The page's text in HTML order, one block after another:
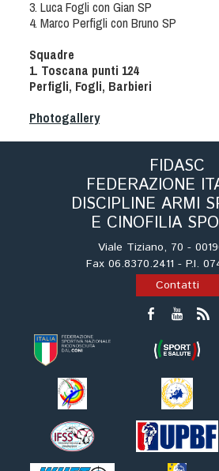
3. Luca Fogli con Gian SP
4. Marco Perfigli con Bruno SP
Squadre
1. Toscana punti 124
Perfigli, Fogli, Barbieri
Photogallery
FIDASC
FEDERAZIONE
DISCIPLINE ARMI
E CINOFILIA
Viale Tiziano, 70 -
Fax 06.8370.2411 - P.I.
Contatti
Ipo Delta
Sleddog